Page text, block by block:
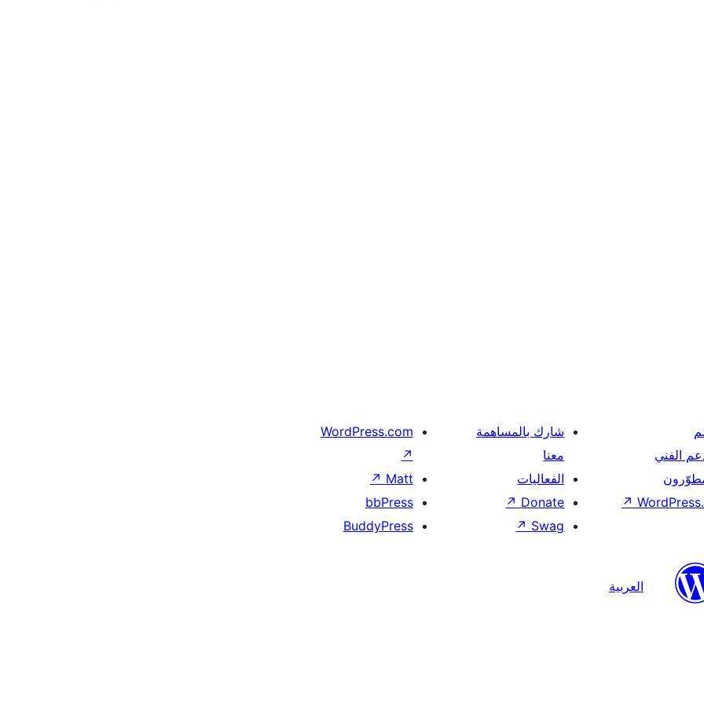
الفني
↗
شارك بالمساهمة
معنا
الفعاليات
Donate
↗
Swag
↗
WordPress.com
↗
Matt
↗
bbPress
BuddyPress
العربية